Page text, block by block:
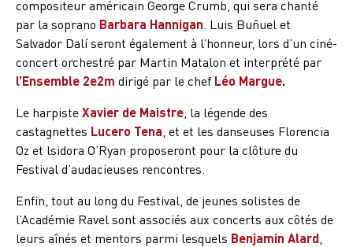
compositeur américain George Crumb, qui sera chanté
par la soprano Barbara Hannigan . Luis Buñuel et
Salvador Dalí seront également à l’honneur, lors d’un ciné-
concert orchestré par Martin Matalon et interprété par
l’Ensemble 2e2m dirigé par le chef Léo Margue.
Le harpisteXavier de Maistre , la légende des
castagnettes Lucero Tena , et et les danseuses Florencia
Oz et lsidora O’Ryan proposeront pour la clôture du
Festival d’audacieuses rencontres.
Enfin, tout au long du Festival, de jeunes solistes de
l’Académie Ravel sont associés aux concerts aux côtés de
leurs aînés et mentors parmi lesquels Benjamin Alard